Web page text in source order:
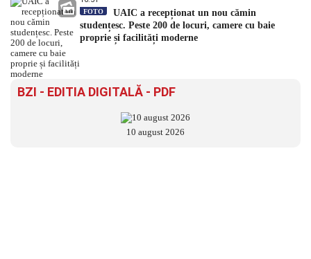
FOTO
UAIC a recepționat un nou cămin
studențesc. Peste 200 de locuri, camere cu baie
proprie și facilități moderne
BZI - EDITIA DIGITALĂ - PDF
10 august 2026